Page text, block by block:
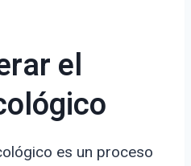
el
es un proceso